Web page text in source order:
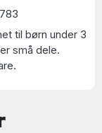
til børn under 3
små dele.